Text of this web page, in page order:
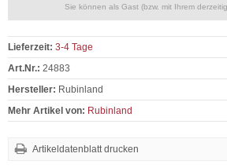
Sie können als Gast (bzw. mit Ihrem
Lieferzeit: 3-4 Tage
Art.Nr.: 24883
Hersteller: Rubinland
Mehr Artikel von: Rubinland
Artikeldatenblatt drucken